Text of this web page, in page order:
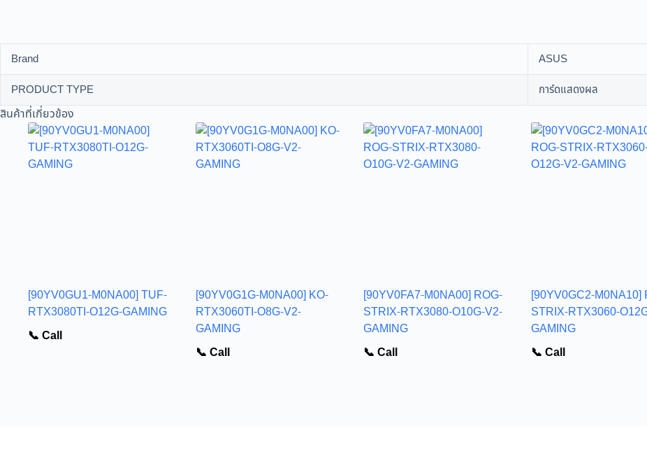
Brand
ASUS
PRODUCT TYPE
การ์ดแสดงผล
สินค้าที่เกี่ยวข้อง
[90YV0GU1-M0NA00] TUF-
RTX3080TI-O12G-GAMING
📞 Call
[90YV0G1G-M0NA00] KO-
RTX3060TI-O8G-V2-
GAMING
📞 Call
[90YV0FA7-M0NA00] ROG-
STRIX-RTX3080-O10G-V2-
GAMING
📞 Call
[90YV0GC2-M0NA10]
STRIX-RTX3060-
GAMING
📞 Call